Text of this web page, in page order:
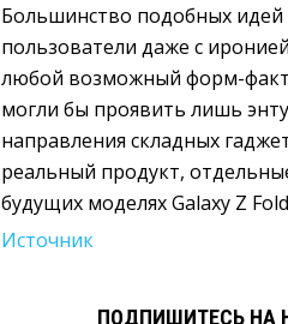
Большинство подобных идей
пользователи даже с
любой возможный форм-
могли бы проявить лишь
направления складных
реальный продукт,
будущих моделях Galaxy Z
Источник
ПОДПИШИТЕСЬ НА